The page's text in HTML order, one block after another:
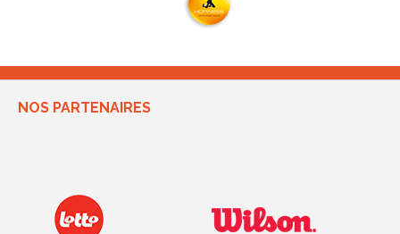
NOS PARTENAIRES